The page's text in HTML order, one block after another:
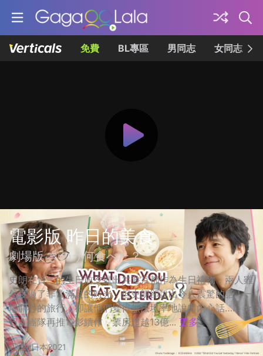
免費 BL專區 男同志 女同志
電影版 昨日的美食
劇場版 きのう何食べた？
史朗在賢二的生日前夕提出共遊京都作為生日禮物，兩人雖
然度過了非常滿足的時光，但史朗卻說出令人震驚的話！一
場開心的旅行，卻讓他們變得無法坦率地說出內心話…… ☆
日劇團隊再推電影續作，票房超越13億... 更多
2h日本2021